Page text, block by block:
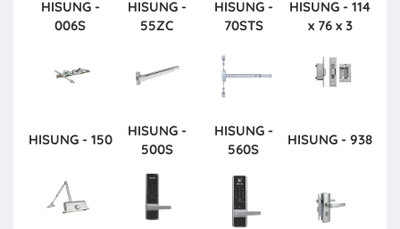
HISUNG -
006S
HISUNG -
55ZC
HISUNG -
70STS
HISUNG - 114
x 76 x 3
HISUNG - 150
HISUNG -
500S
HISUNG -
560S
HISUNG - 938